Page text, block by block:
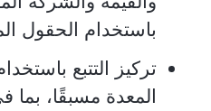
باستخدام الحقول
تركيز التتبع
المعدة مسبقًا، بما